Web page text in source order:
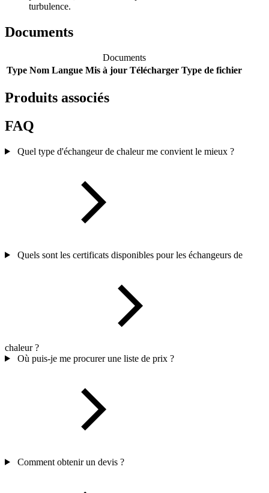
turbulence.
Documents
Documents
Type Nom Langue Mis à jour Télécharger Type de fichier
Produits associés
FAQ
Quel type d'échangeur de chaleur me convient le mieux ?
Quels sont les certificats disponibles pour les échangeurs de
chaleur ?
Où puis-je me procurer une liste de prix ?
Comment obtenir un devis ?